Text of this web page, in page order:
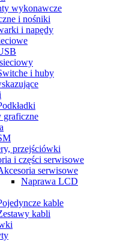
wykonawcze
i nośniki
i napędy
i huby
graficzne
przejściówki
i części serwisowe
serwisowe
Naprawa LCD
kable
kabli